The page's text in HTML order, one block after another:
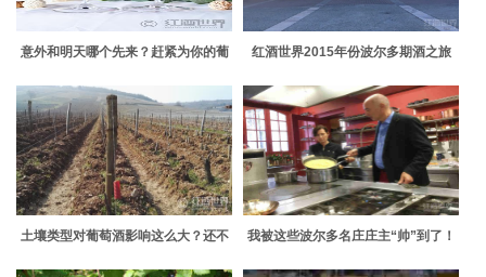
意外和明天哪个先来？赶紧为你的葡
红酒世界2015年份波尔多期酒之旅
土壤类型对葡萄酒影响这么大？还不
我被这些波尔多名庄庄主“帅”到了！